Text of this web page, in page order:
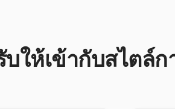
ให้เข้ากับสไตล์